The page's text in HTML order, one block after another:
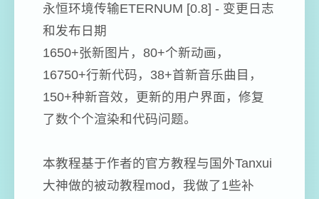
永恒环境传输ETERNUM [0.8] - 变更日志
和发布日期
1650+张新图片，80+个新动画，
16750+行新代码，38+首新音乐曲目，
150+种新音效，更新的用户界面，修复
了数个个渲染和代码问题。
本教程基于作者的官方教程与国外Tanxui
大神做的被动教程mod，我做了1些补